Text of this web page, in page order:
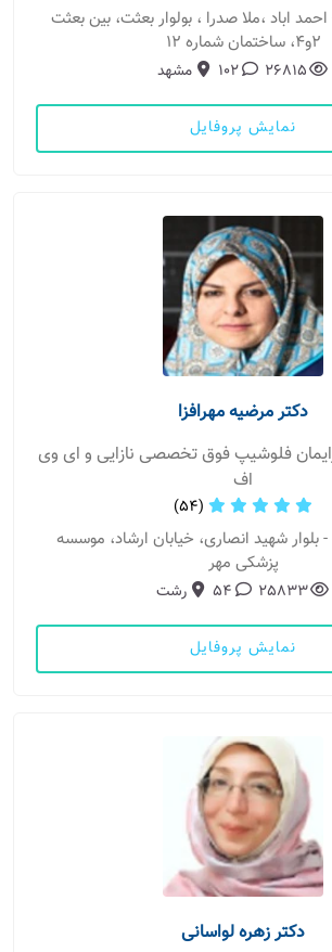
اباد ،ملا صدرا ، بولوار بعثت، بین بعثت
2و4، ساختمان شماره 12
26815
102 مشهد
نمایش پروفایل
دکتر مرضیه مهرافزا
فلوشیپ فوق تخصصی نازایی و ای وی
اف
(54)
- بلوار شهید انصاری، خیابان ارشاد، موسسه
پزشکی مهر
25833
54 رشت
نمایش پروفایل
دکتر زهره لواسانی